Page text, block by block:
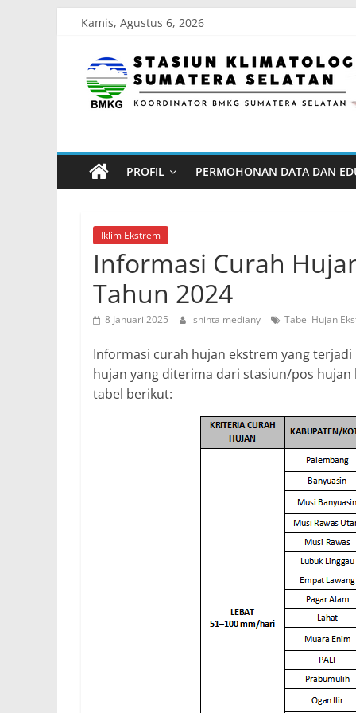
content
Kamis, Agustus 6, 2026
Stasiun
Klimatologi
Sumatera
Selatan
Koordinator
BMKG
Sumatera
Selatan
PROFIL PERMOHONAN DATA DAN
Iklim Ekstrem
Informasi Curah
Tahun 2024
8 Januari 2025 shinta mediany Tabel Hujan
Informasi curah hujan ekstrem yang
hujan yang diterima dari stasiun/pos hujan
tabel berikut: